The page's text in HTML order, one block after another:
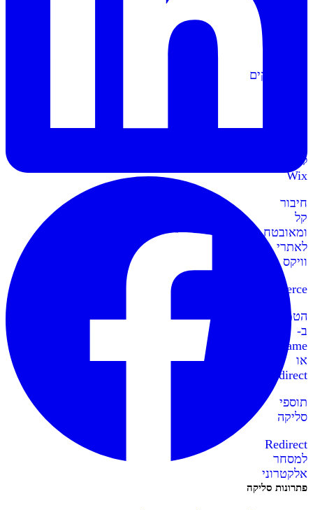
מתממשקים
ל-
Wix
חיבור
קל
ומאובטח
לאתרי
וויקס
WooCommerce
הטמעה
ב-
IFrame
או
Redirect
תוספי
סליקה
Redirect
למסחר
אלקטרוני
פתרונות סליקה